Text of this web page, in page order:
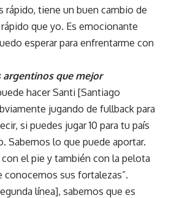
rápido, tiene un buen cambio de
que yo. Es emocionante
esperar para enfrentarme con
argentinos que mejor
hacer Santi [Santiago
jugando de fullback para
si puedes jugar 10 para tu país
Sabemos lo que puede aportar.
el pie y también con la pelota
conocemos sus fortalezas”.
línea], sabemos que es